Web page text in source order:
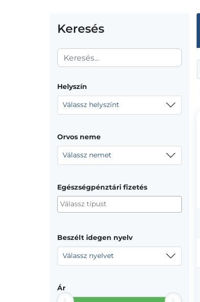
Keresés
Helyszín
Válassz helyszínt
Orvos neme
Válassz nemet
Egészségpénztári fizetés
Beszélt idegen nyelv
Válassz nyelvet
Ár